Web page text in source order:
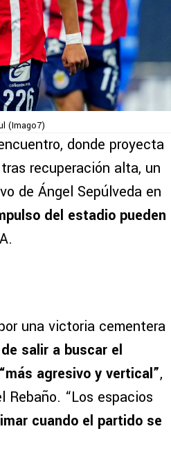
(Imago7)
donde proyecta
recuperación alta, un
de Ángel Sepúlveda en
del estadio pueden
una victoria cementera
salir a buscar el
agresivo y vertical”,
“Los espacios
cuando el partido se